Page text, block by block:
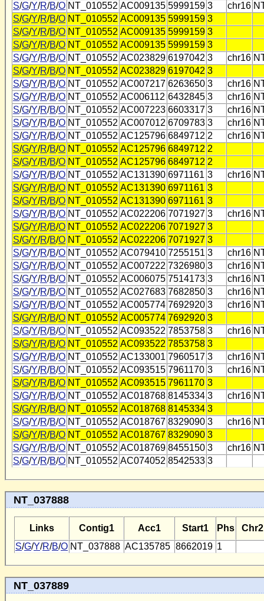
S/G/Y/R/B/O NT_010552 AC009135 5999159 3 chr16
S/G/Y/R/B/O NT_010552 AC009135 5999159 3
S/G/Y/R/B/O NT_010552 AC009135 5999159 3
S/G/Y/R/B/O NT_010552 AC009135 5999159 3
S/G/Y/R/B/O NT_010552 AC023829 6197042 3 chr16
S/G/Y/R/B/O NT_010552 AC023829 6197042 3
S/G/Y/R/B/O NT_010552 AC007217 6263650 3 chr16
S/G/Y/R/B/O NT_010552 AC006112 6432845 3 chr16
S/G/Y/R/B/O NT_010552 AC007223 6603317 3 chr16
S/G/Y/R/B/O NT_010552 AC007012 6709783 3 chr16
S/G/Y/R/B/O NT_010552 AC125796 6849712 2 chr16
S/G/Y/R/B/O NT_010552 AC125796 6849712 2
S/G/Y/R/B/O NT_010552 AC125796 6849712 2
S/G/Y/R/B/O NT_010552 AC131390 6971161 3 chr16
S/G/Y/R/B/O NT_010552 AC131390 6971161 3
S/G/Y/R/B/O NT_010552 AC131390 6971161 3
S/G/Y/R/B/O NT_010552 AC022206 7071927 3 chr16
S/G/Y/R/B/O NT_010552 AC022206 7071927 3
S/G/Y/R/B/O NT_010552 AC022206 7071927 3
S/G/Y/R/B/O NT_010552 AC079410 7255151 3 chr16
S/G/Y/R/B/O NT_010552 AC007222 7326980 3 chr16
S/G/Y/R/B/O NT_010552 AC006075 7514173 3 chr16
S/G/Y/R/B/O NT_010552 AC027683 7682850 3 chr16
S/G/Y/R/B/O NT_010552 AC005774 7692920 3 chr16
S/G/Y/R/B/O NT_010552 AC005774 7692920 3
S/G/Y/R/B/O NT_010552 AC093522 7853758 3 chr16
S/G/Y/R/B/O NT_010552 AC093522 7853758 3
S/G/Y/R/B/O NT_010552 AC133001 7960517 3 chr16
S/G/Y/R/B/O NT_010552 AC093515 7961170 3 chr16
S/G/Y/R/B/O NT_010552 AC093515 7961170 3
S/G/Y/R/B/O NT_010552 AC018768 8145334 3 chr16
S/G/Y/R/B/O NT_010552 AC018768 8145334 3
S/G/Y/R/B/O NT_010552 AC018767 8329090 3 chr16
S/G/Y/R/B/O NT_010552 AC018767 8329090 3
S/G/Y/R/B/O NT_010552 AC018769 8455150 3 chr16
S/G/Y/R/B/O NT_010552 AC074052 8542533 3
NT_037888
Links Contig1 Acc1 Start1 Phs
Chr2
S/G/Y/R/B/O NT_037888 AC135785 8662019 1
NT_037889